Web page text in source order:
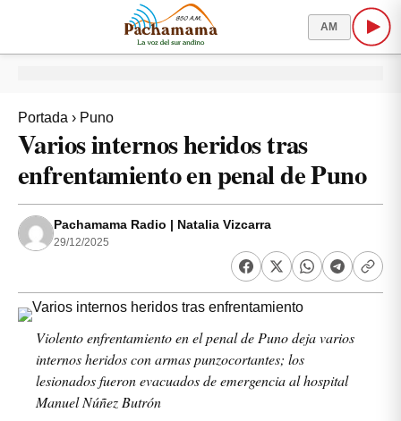
AM
Portada › Puno
Varios internos heridos tras
enfrentamiento en penal de Puno
Pachamama Radio | Natalia Vizcarra
29/12/2025
Violento enfrentamiento en el penal de Puno deja varios
internos heridos con armas punzocortantes; los
lesionados fueron evacuados de emergencia al hospital
Manuel Núñez Butrón